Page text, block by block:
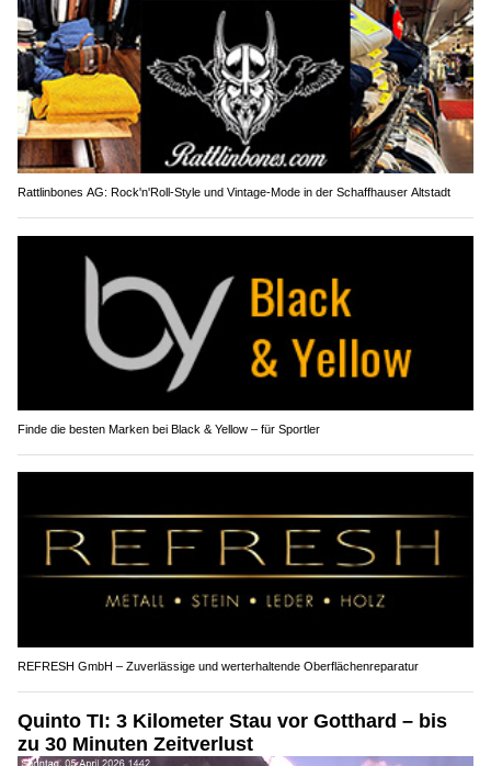
Rattlinbones AG: Rock'n'Roll-Style und Vintage-Mode in der Schaffhauser Altstadt
Finde die besten Marken bei Black & Yellow – für Sportler
REFRESH GmbH – Zuverlässige und werterhaltende Oberflächenreparatur
Quinto TI: 3 Kilometer Stau vor Gotthard – bis
zu 30 Minuten Zeitverlust